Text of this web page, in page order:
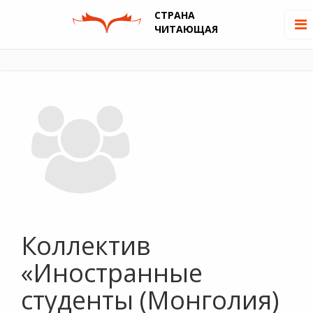
СТРАНА
ЧИТАЮЩАЯ
Коллектив
«Иностранные
студенты (Монголия)